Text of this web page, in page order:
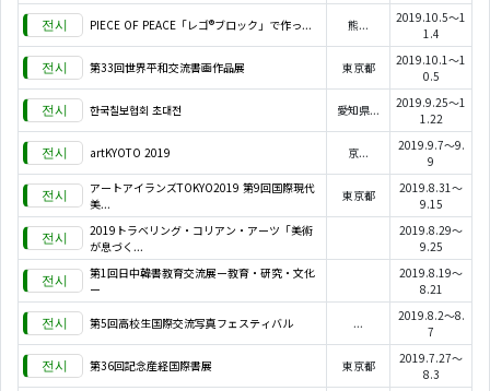
PIECE OF PEACE「レゴ®ブロック」で作っ... 熊...
2019.10.5～1
1.4
第33回世界平和交流書画作品展 東京都
2019.10.1～1
0.5
한국칠보협회 초대전 愛知県...
2019.9.25～1
1.22
artKYOTO 2019 京...
2019.9.7～9.
9
アートアイランズTOKYO2019 第9回国際現代
美...
東京都
2019.8.31～
9.15
2019トラベリング・コリアン・アーツ「美術
が息づく...
2019.8.29～
9.25
第1回日中韓書教育交流展ー教育・研究・文化
ー
2019.8.19～
8.21
第5回高校生国際交流写真フェスティバル ...
2019.8.2～8.
7
第36回記念産経国際書展 東京都
2019.7.27～
8.3